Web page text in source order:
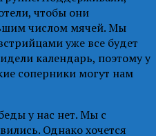
чтобы они
числом мячей. Мы
уже все будет
календарь, поэтому у
соперники могут нам
у нас нет. Мы с
Однако хочется